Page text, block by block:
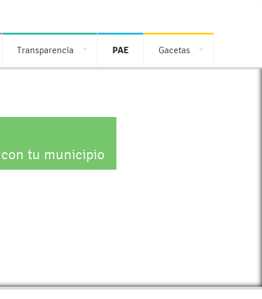
Transparencia PAE Gacetas
tu municipio